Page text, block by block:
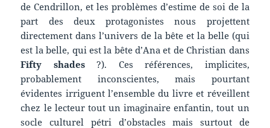
de Cendrillon, et les problèmes d’estime de soi de la
part des deux protagonistes nous projettent
directement dans l’univers de la bête et la belle (qui
est la belle, qui est la bête d’Ana et de Christian dans
Fifty shades?). Ces références, implicites,
probablement inconscientes, mais pourtant
évidentes irriguent l’ensemble du livre et réveillent
chez le lecteur tout un imaginaire enfantin, tout un
socle culturel pétri d’obstacles mais surtout de